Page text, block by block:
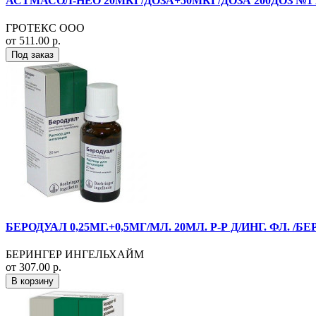
ГРОТЕКС ООО
от 511.00 р.
Под заказ
БЕРОДУАЛ 0,25МГ.+0,5МГ/МЛ. 20МЛ. Р-Р Д/ИНГ. ФЛ. /
БЕРИНГЕР ИНГЕЛЬХАЙМ
от 307.00 р.
В корзину